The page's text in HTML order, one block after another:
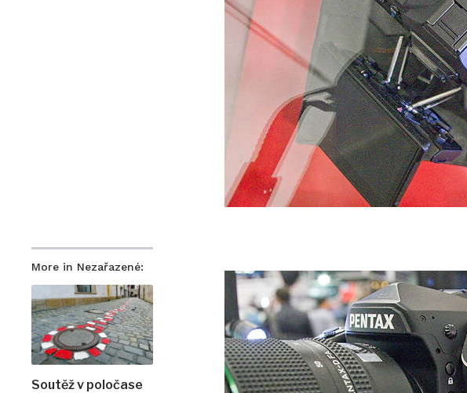
More in Nezařazené:
Soutěž v poločase